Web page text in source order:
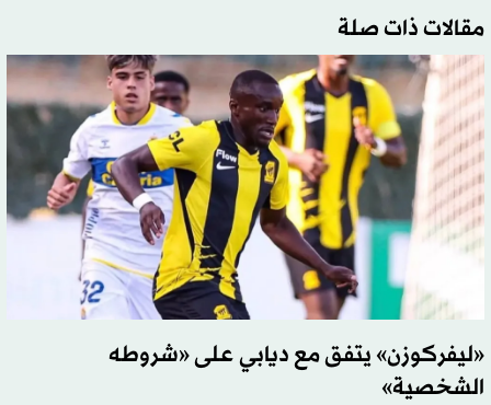
مقالات ذات صلة
«ليفركوزن» يتفق مع ديابي على «شروطه
الشخصية»